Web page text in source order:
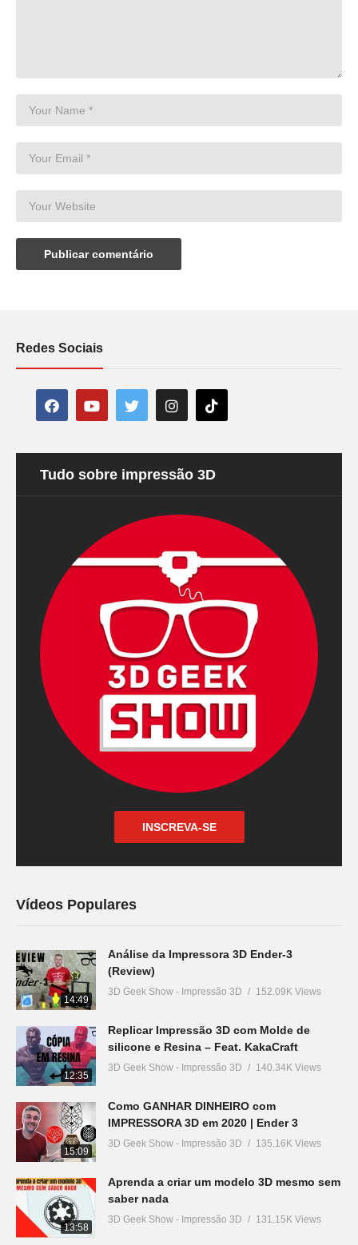
Redes Sociais
Tudo sobre impressão 3D
INSCREVA-SE
Vídeos Populares
14:49
Análise da Impressora 3D Ender-3
(Review)
3D Geek Show - Impressão 3D 152.09K Views
12:35
Replicar Impressão 3D com Molde de
silicone e Resina – Feat. KakaCraft
3D Geek Show - Impressão 3D 140.34K Views
15:09
Como GANHAR DINHEIRO com
IMPRESSORA 3D em 2020 | Ender 3
3D Geek Show - Impressão 3D 135.16K Views
13:58
Aprenda a criar um modelo 3D mesmo sem
saber nada
3D Geek Show - Impressão 3D 131.15K Views